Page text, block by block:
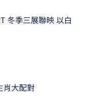
冬季三展聯映 以白
肖大配對